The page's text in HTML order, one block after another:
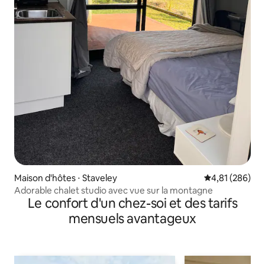
Maison d'hôtes ⋅ Staveley Évaluation
4,81 (286)
Adorable chalet studio avec vue sur la montagne
Le confort d'un chez-soi et des tarifs
mensuels avantageux